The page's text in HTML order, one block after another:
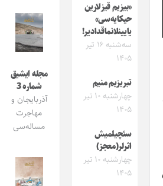
«بیزیم قیزلارین
حیکایه‌سی»
یایینلانماقدادیر!
سه‌شنبه ۱۶ تیر
۱۴۰۵
تبریزیم منیم
چهارشنبه ۱۰ تیر
۱۴۰۵
سئچیلمیش
اثرلر(معجز)
چهارشنبه ۱۰ تیر
۱۴۰۵
مجله ایشیق
شماره 3
آذربایجان و
مهاجرت
مساله‌سی